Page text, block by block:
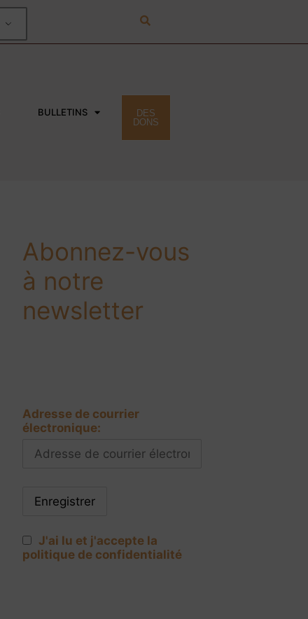
BULLETINS
DES
DONS
Abonnez-vous
à notre
newsletter
Adresse de courrier
électronique:
J'ai lu et j'accepte la
politique de confidentialité